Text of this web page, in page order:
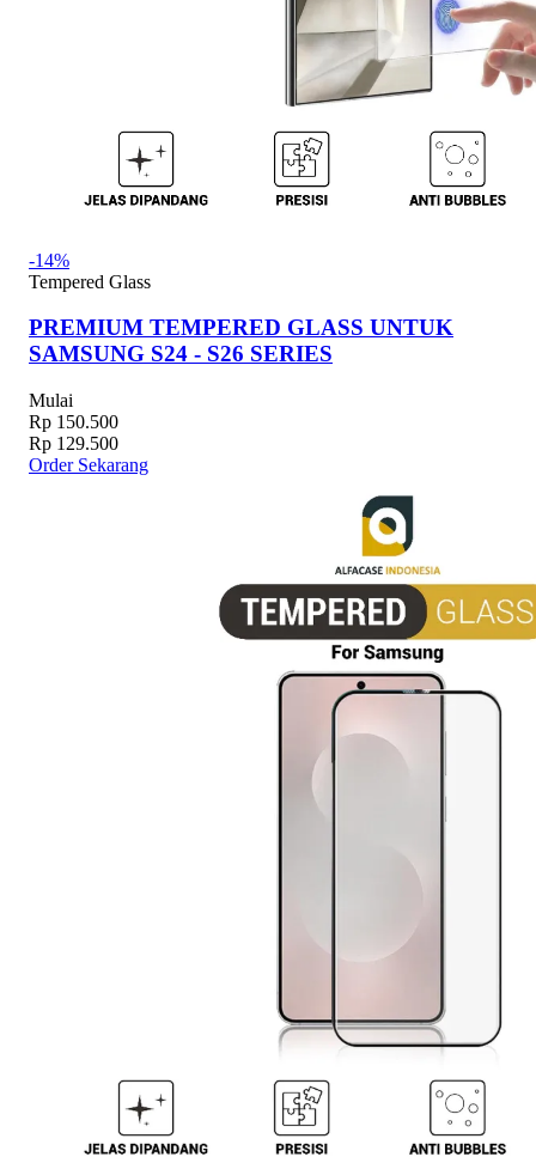
-14%
Tempered Glass
PREMIUM TEMPERED GLASS UNTUK
SAMSUNG S24 - S26 SERIES
Mulai
Rp 150.500
Rp 129.500
Order Sekarang